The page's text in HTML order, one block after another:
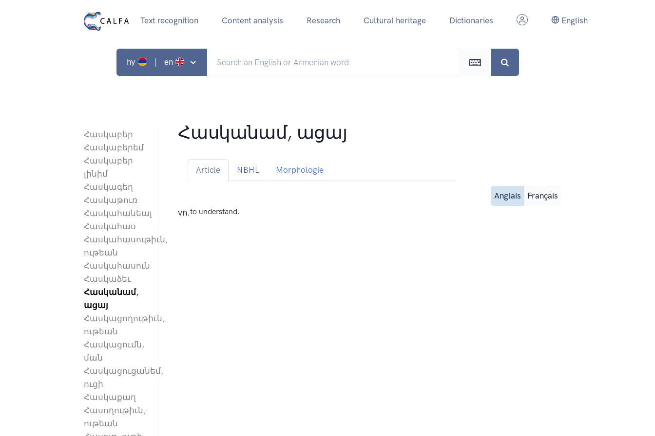
Text recognition Content analysis Research Cultural heritage Dictionaries English
hy | en
Հասկաբեր
Հասկաբերեմ
Հասկաբեր
լինիմ
Հասկագեղ
Հասկաթուռ
Հասկահանեալ
Հասկահաս
Հասկահասութիւն,
ութեան
Հասկահասուն
Հասկաձեւ
Հասկանամ,
ացայ
Հասկացողութիւն,
ութեան
Հասկացումն,
ման
Հասկացուցանեմ,
ուցի
Հասկաքաղ
Հասողութիւն,
ութեան
Հասկանամ, ացայ
Article NBHL Morphologie
Anglais Français
vn.to understand.